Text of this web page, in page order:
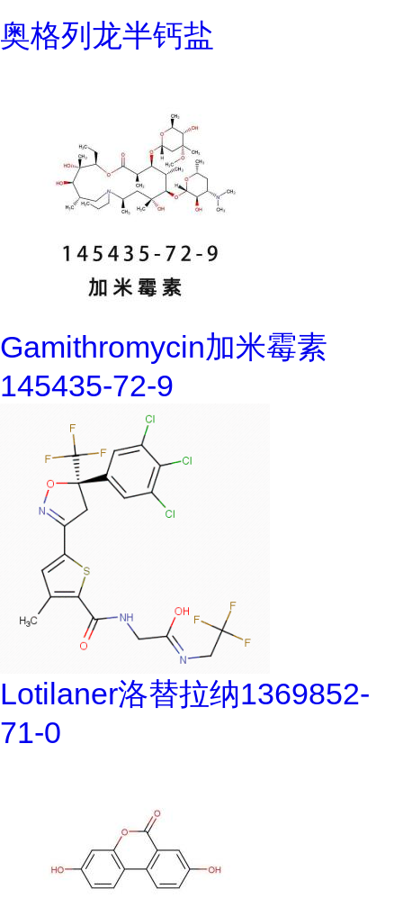
奥格列龙半钙盐
Gamithromycin加米霉素
145435-72-9
Lotilaner洛替拉纳1369852-
71-0